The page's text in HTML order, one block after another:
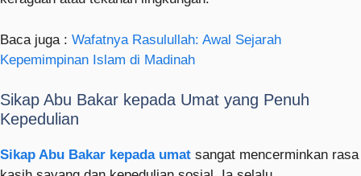
Baca juga : Wafatnya Rasulullah: Awal Sejarah
Kepemimpinan Islam di Madinah
Sikap Abu Bakar kepada Umat yang Penuh
Kepedulian
Sikap Abu Bakar kepada umat sangat mencerminkan rasa